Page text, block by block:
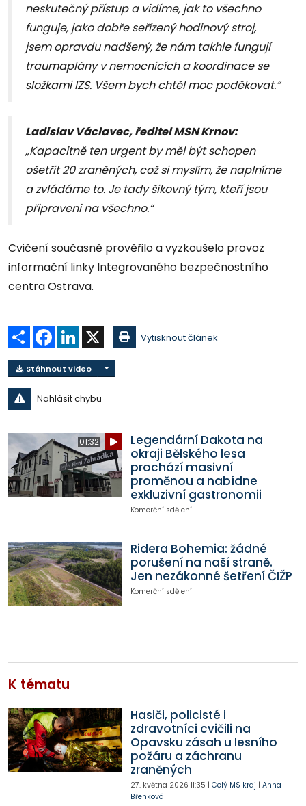
neskutečný přístup a vidíme, jak to všechno
funguje, jako dobře seřízený hodinový stroj,
jsem opravdu nadšený, že nám takhle fungují
traumaplány v nemocnicích a koordinace se
složkami IZS. Všem bych chtěl moc poděkovat.“
Ladislav Václavec, ředitel MSN Krnov:
„Kapacitně ten urgent by měl být schopen
ošetřit 20 zraněných, což si myslím, že naplníme
a zvládáme to. Je tady šikovný tým, kteří jsou
připraveni na všechno.“
Cvičení současně prověřilo a vyzkoušelo provoz
informační linky Integrovaného bezpečnostního
centra Ostrava.
Sdílet Facebook
LinkedIn Vytisknout článek
Stáhnout video
Nahlásit chybu
01:32
Legendární Dakota na
okraji Bělského lesa
prochází masivní
proměnou a nabídne
exkluzivní gastronomii
Komerční sdělení
Ridera Bohemia: žádné
porušení na naší straně.
Jen nezákonné šetření ČIŽP
Komerční sdělení
K tématu
Hasiči, policisté i
zdravotníci cvičili na
Opavsku zásah u lesního
požáru a záchranu
zraněných
27. května 2026 11:35 | Celý MS kraj | Anna
Břenková